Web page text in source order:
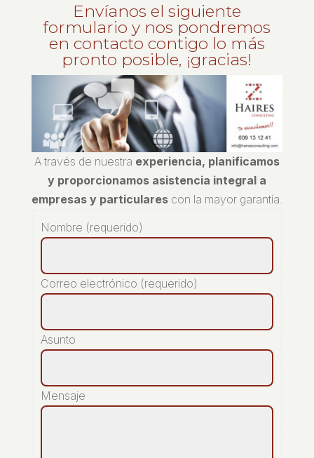
Envíanos el siguiente
formulario y nos pondremos
en contacto contigo lo más
pronto posible, ¡gracias!
A través de nuestra experiencia, planificamos
y proporcionamos asistencia integral a
empresas y particularescon la mayor garantía.
Nombre (requerido)
Correo electrónico (requerido)
Asunto
Mensaje